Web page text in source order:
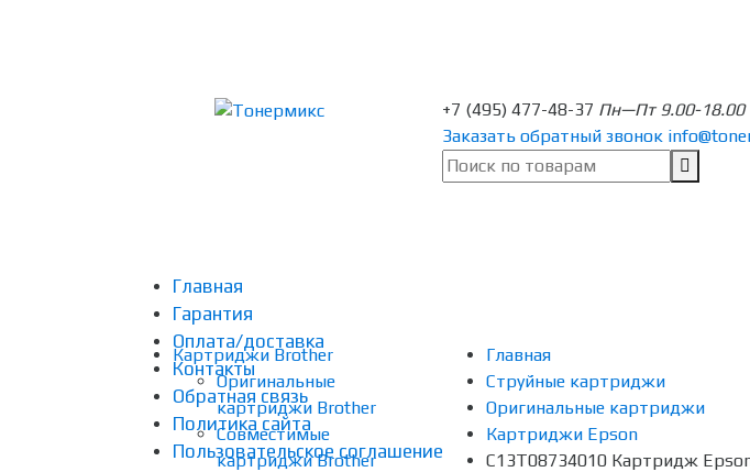
+7 (495) 477-48-37 Пн—Пт 9.00-18.00
Заказать обратный звонок
Главная
Гарантия
Оплата/доставка
Контакты
Обратная связь
Политика сайта
Пользовательское соглашение
Картриджи Brother
Оригинальные
картриджи Brother
Совместимые
картриджи Brother
Главная
Струйные картриджи
Оригинальные картриджи
Картриджи Epson
C13T08734010 Картридж